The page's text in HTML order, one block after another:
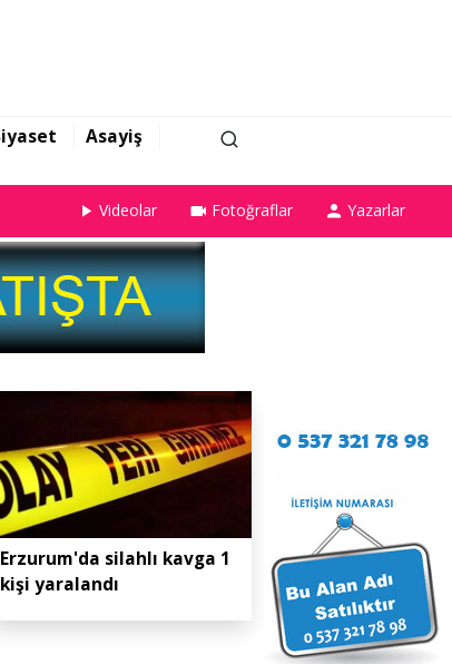
Asayiş
Videolar Fotoğraflar Yazarlar
Erzurum'da silahlı kavga 1
kişi yaralandı